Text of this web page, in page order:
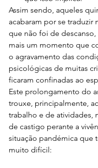
Assim sendo, aqueles
acabaram por se traduzir
que não foi de descanso,
mais um momento que
o agravamento das
psicológicas de muitas
ficaram confinadas ao
Este prolongamento do
trouxe, principalmente,
trabalho e de atividades,
de castigo perante a
situação pandémica que
muito difícil: